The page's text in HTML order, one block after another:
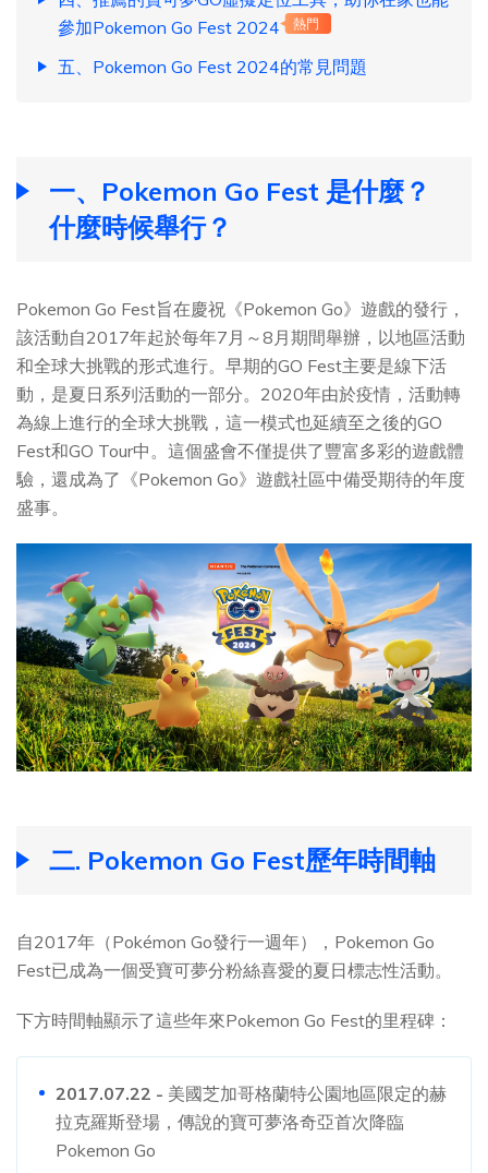
參加Pokemon Go Fest 2024
熱門
五、Pokemon Go Fest 2024的常見問題
一、Pokemon Go Fest 是什麼？
什麼時候舉行？
Pokemon Go Fest旨在慶祝《Pokemon Go》遊戲的發行，
該活動自2017年起於每年7月～8月期間舉辦，以地區活動
和全球大挑戰的形式進行。早期的GO Fest主要是線下活
動，是夏日系列活動的一部分。2020年由於疫情，活動轉
為線上進行的全球大挑戰，這一模式也延續至之後的GO
Fest和GO Tour中。這個盛會不僅提供了豐富多彩的遊戲體
驗，還成為了《Pokemon Go》遊戲社區中備受期待的年度
盛事。
二. Pokemon Go Fest歷年時間軸
自2017年（Pokémon Go發行一週年），Pokemon Go
Fest已成為一個受寶可夢分粉絲喜愛的夏日標志性活動。
下方時間軸顯示了這些年來Pokemon Go Fest的里程碑：
2017.07.22 - 美國芝加哥格蘭特公園地區限定的赫
拉克羅斯登場，傳說的寶可夢洛奇亞首次降臨
Pokemon Go